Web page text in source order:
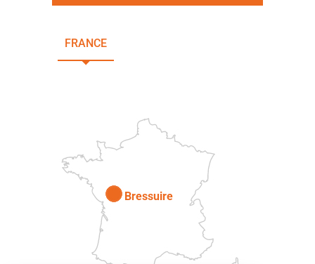
FRANCE
Bressuire